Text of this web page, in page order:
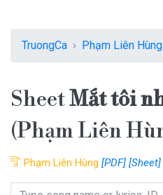
TruongCa Phạm Liên Hùng
SheetMắt tôi
(Phạm Liên
Phạm Liên Hùng [PDF] [Sheet]